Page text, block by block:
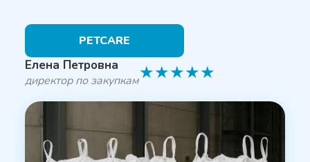
PETCARE
Елена Петровна
директор по закупкам★★★★★